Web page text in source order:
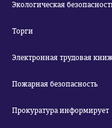
Экологическая
Торги
Электронная трудовая
Пожарная безопасность
Прокуратура информирует